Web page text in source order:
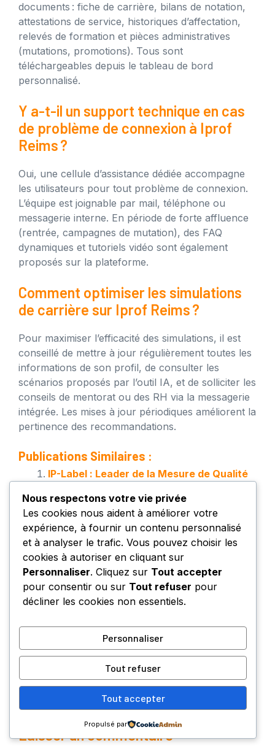
documents : fiche de carrière, bilans de notation,
attestations de service, historiques d’affectation,
relevés de formation et pièces administratives
(mutations, promotions). Tous sont
téléchargeables depuis le tableau de bord
personnalisé.
Y a-t-il un support technique en cas
de problème de connexion à Iprof
Reims ?
Oui, une cellule d’assistance dédiée accompagne
les utilisateurs pour tout problème de connexion.
L’équipe est joignable par mail, téléphone ou
messagerie interne. En période de forte affluence
(rentrée, campagnes de mutation), des FAQ
dynamiques et tutoriels vidéo sont également
proposés sur la plateforme.
Comment optimiser les simulations
de carrière sur Iprof Reims ?
Pour maximiser l’efficacité des simulations, il est
conseillé de mettre à jour régulièrement toutes les
informations de son profil, de consulter les
scénarios proposés par l’outil IA, et de solliciter les
conseils de mentorat ou des RH via la messagerie
intégrée. Les mises à jour périodiques améliorent la
pertinence des recommandations.
Publications Similaires :
IP-Label : Leader de la Mesure de Qualité
Management hybride : Les clés pour
réussir la collaboration entre présentiel et
distanciel.
Patrimoine et Entreprise : Stratégies de
réinvestissement pour les dirigeants
aguerris.
SMITAV : Gestion des Déchets et Services
de Valorisation Territoriale
Buffalo Grill en Redressement Judiciaire : Quel
Futur pour l’Enseigne ?
Cédric Guérin Chiang Mai SEO : L’Expert pour
votre Visibilité Web
Laisser un commentaire
Nous respectons votre vie privée
Les cookies nous aident à améliorer votre
expérience, à fournir un contenu personnalisé
et à analyser le trafic. Vous pouvez choisir les
cookies à autoriser en cliquant sur
Personnaliser. Cliquez sur Tout accepter
pour consentir ou sur Tout refuser pour
décliner les cookies non essentiels.
Personnaliser
Tout refuser
Tout accepter
Propulsé par